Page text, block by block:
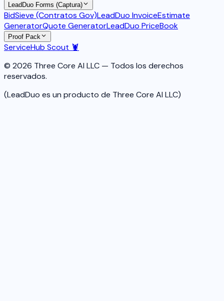
LeadDuo Forms (Captura)
BidSieve (Contratos Gov)LeadDuo InvoiceEstimate
GeneratorQuote GeneratorLeadDuo PriceBook
Proof Pack
ServiceHub Scout 🦞
© 2026 Three Core AI LLC — Todos los derechos
reservados.
(LeadDuo es un producto de Three Core AI LLC)